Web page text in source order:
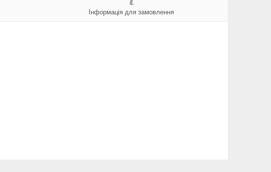
Інформація для замовлення